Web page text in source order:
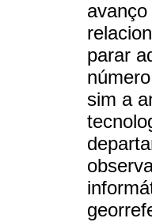
parar
sim a